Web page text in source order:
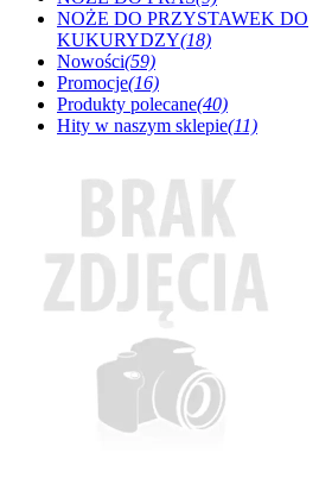
NOŻE DO PRZYSTAWEK DO
KUKURYDZY(18)
Nowości(59)
Promocje(16)
Produkty polecane(40)
Hity w naszym sklepie(11)